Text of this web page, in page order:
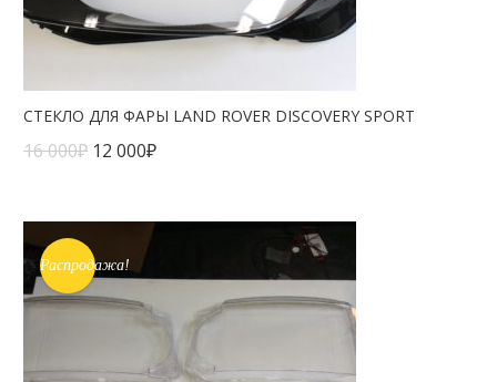
СТЕКЛО ДЛЯ ФАРЫ LAND ROVER DISCOVERY SPORT
16 000₽ 12 000₽
Распродажа!